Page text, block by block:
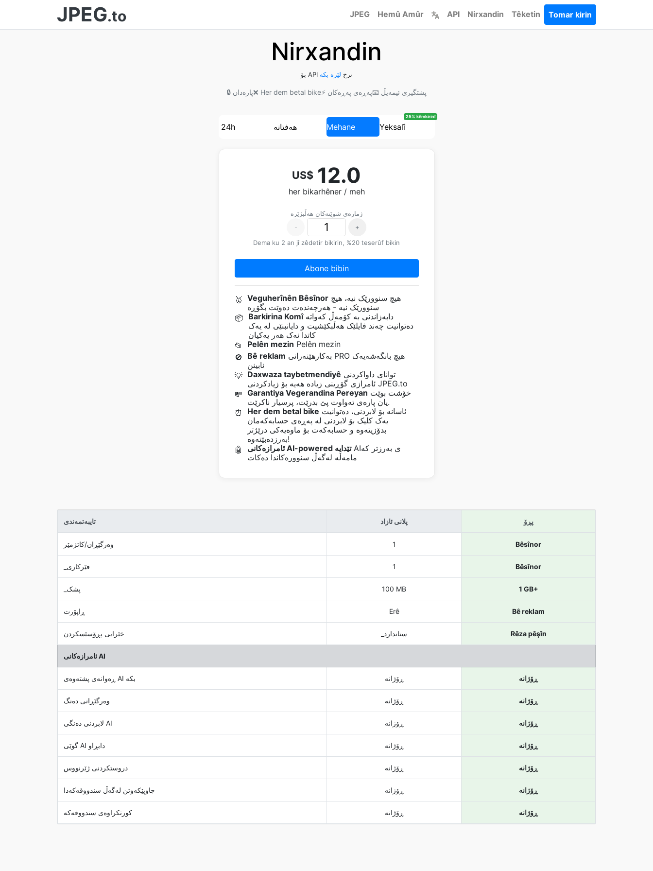
JPEG.to JPEG Hemû Amûr API Nirxandin Têketin Tomar kirin
Nirxandin
بۆ API نرخ لێرە بکه
🔒 پارەدان❌ Her dem betal bike ⚡ پەڕەی پەڕەکان 📧 پشتگیری ئیمەیڵ
24h هەفتانە Mehane Yeksalî
25% kêmkirinî
US$ 12.0
her bikarhêner / meh
ژمارەی شوێنەکان هەڵبژێرە
-
+
Dema ku 2 an jî zêdetir bikirin, %20 teserûf bikin
Abone bibin
🥇 Veguherînên Bêsînorهیچ سنوورێک نیە، هیچ
سنوورێک نیە - هەرچەندەت دەوێت بگۆڕە
📦 Barkirina Komîدابەزاندنی بە کۆمەڵ کەواتە
دەتوانیت چەند فایلێک هەڵبکێشیت و دایانبنێی لە یەک
کاتدا نەک هەر یەکیان
📂
Pelên mezin Pelên mezin
🚫
Bê reklam
نابینن
💡 Daxwaza taybetmendiyê
ئامرازی گۆڕینی زیادە هەیە بۆ زیادکردنی JPEG.to
💸 Garantiya Vegerandina Pereyan
یان پارەی تەواوت پێ بدرێت، پرسیار ناکرێت.
⏰
Her dem betal bike
یەک کلیک بۆ لابردنی لە پەڕەی حسابەکەمان
بدۆزیتەوە و حسابەکەت بۆ ماوەیەکی درێژتر
بەرزدەبێتەوە!
🤖
ئامرازەکانی AI-powered تێدایەAIی بەرزتر کە
مامەڵە لەگەڵ سنوورەکاندا دەکات
تایبەتمەندی پلانی ئازاد پڕۆ
وەرگێڕان/کاتژمێر 1 Bêsînor
_فێرکاری 1 Bêsînor
_پشک 100 MB 1 GB+
ڕاپۆرت Erê Bê reklam
خێرایی پڕۆسێسکردن _ستاندارد Rêza pêşîn
ئامرازەکانی AI
ڕەوانەی پشتەوەی AI بکە ڕۆژانە ڕۆژانە
وەرگێڕانی دەنگ ڕۆژانە ڕۆژانە
لابردنی دەنگی AI ڕۆژانە ڕۆژانە
گوێی AI دابڕاو ڕۆژانە ڕۆژانە
دروستکردنی ژێرنووس ڕۆژانە ڕۆژانە
چاوپێکەوتن لەگەڵ سندووقەکەدا ڕۆژانە ڕۆژانە
کورتکراوەی سندووقەکە ڕۆژانە ڕۆژانە